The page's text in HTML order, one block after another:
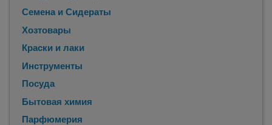
Семена и Сидераты
Хозтовары
Краски и лаки
Инструменты
Посуда
Бытовая химия
Парфюмерия